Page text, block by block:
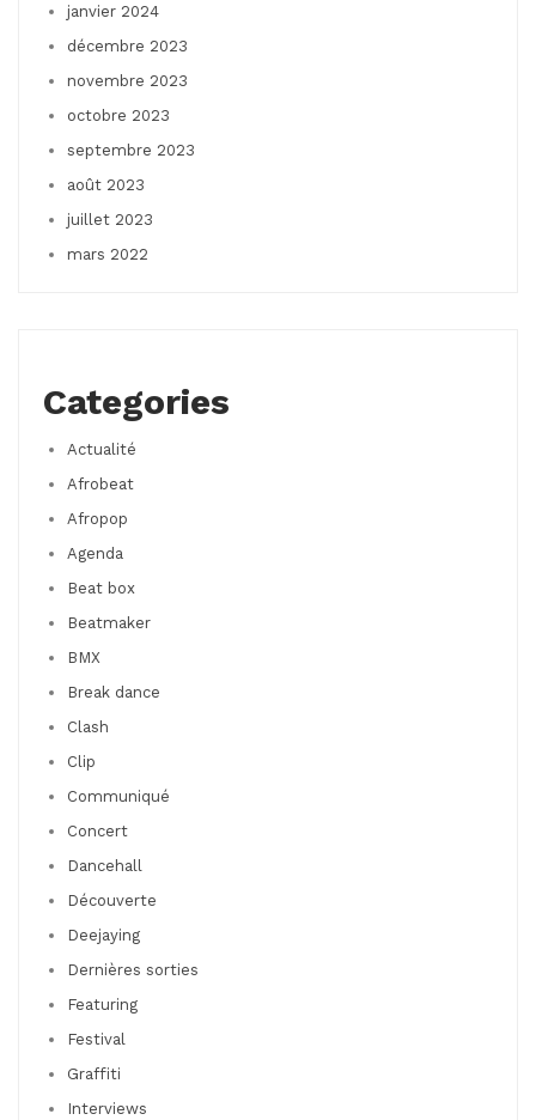
janvier 2024
décembre 2023
novembre 2023
octobre 2023
septembre 2023
août 2023
juillet 2023
mars 2022
Categories
Actualité
Afrobeat
Afropop
Agenda
Beat box
Beatmaker
BMX
Break dance
Clash
Clip
Communiqué
Concert
Dancehall
Découverte
Deejaying
Dernières sorties
Featuring
Festival
Graffiti
Interviews